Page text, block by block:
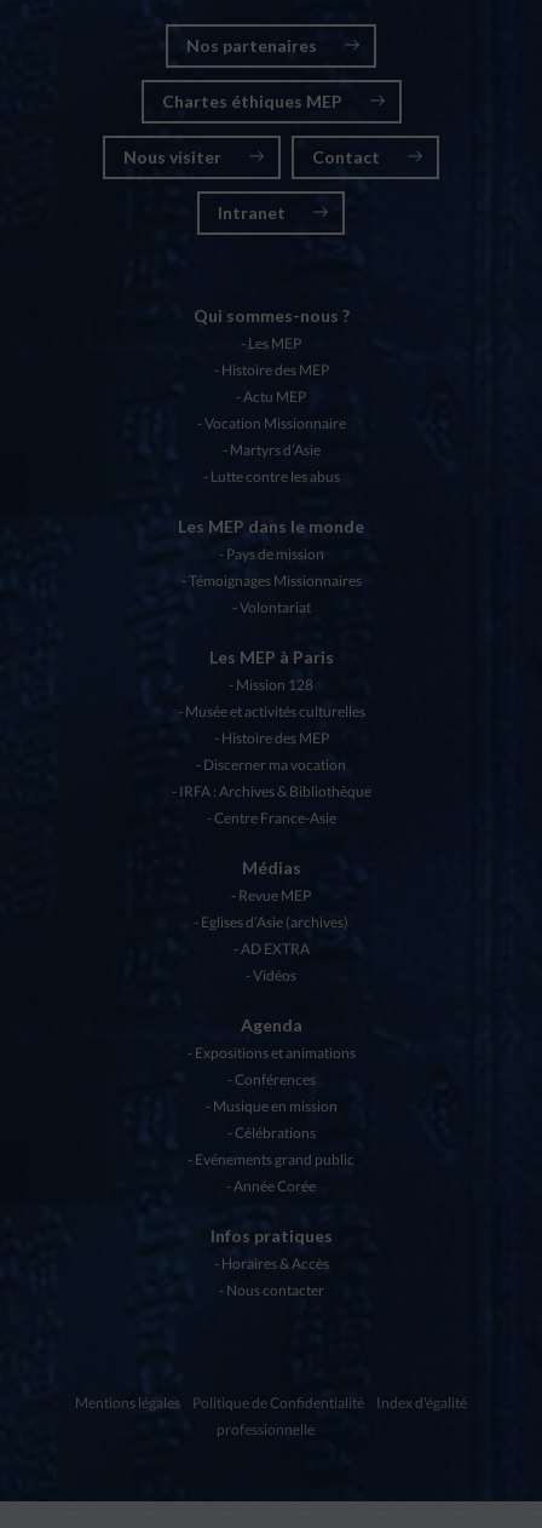
Nos partenaires
Chartes éthiques MEP
Nous visiter Contact
Intranet
Qui sommes-nous ?
Les MEP
Histoire des MEP
Actu MEP
Vocation Missionnaire
Martyrs d’Asie
Lutte contre les abus
Les MEP dans le monde
Pays de mission
Témoignages Missionnaires
Volontariat
Les MEP à Paris
Mission 128
Musée et activités culturelles
Histoire des MEP
Discerner ma vocation
IRFA : Archives & Bibliothèque
Centre France-Asie
Médias
Revue MEP
Eglises d’Asie (archives)
AD EXTRA
Vidéos
Agenda
Expositions et animations
Conférences
Musique en mission
Célébrations
Evénements grand public
Année Corée
Infos pratiques
Horaires & Accès
Nous contacter
Mentions légales Politique de Confidentialité
Index d'égalité
professionnelle